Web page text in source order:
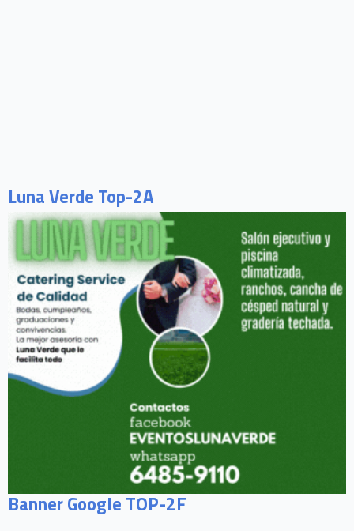
Luna Verde Top-2A
Banner Google TOP-2F